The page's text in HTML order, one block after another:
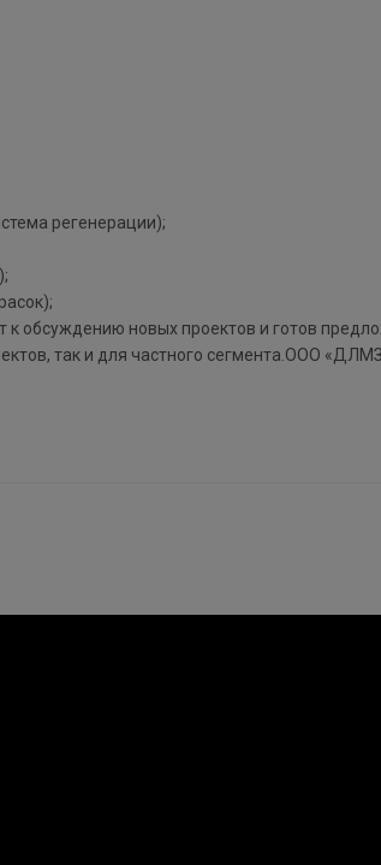
регенерации);
обсуждению новых проектов и готов
так и для частного сегмента.ООО